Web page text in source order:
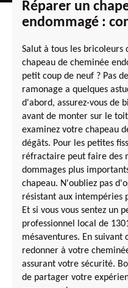
Réparer un
endommagé :
Salut à tous les bricoleurs
chapeau de cheminée
petit coup de neuf ? Pas
ramonage a quelques
d'abord, assurez-vous de
avant de monter sur le
examinez votre chapeau
dégâts. Pour les petites
réfractaire peut faire des
dommages plus
chapeau. N'oubliez pas
résistant aux intempéries
Et si vous vous sentez un
professionnel local de
mésaventures. En suivant
redonner à votre
assurant votre sécurité.
de partager votre